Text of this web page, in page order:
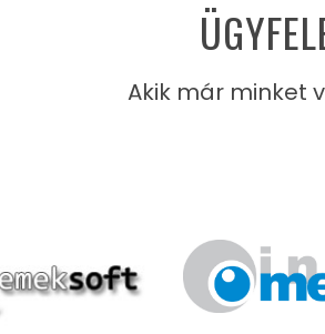
Akik már minket